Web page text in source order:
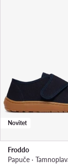
Novitet
Froddo
Papuče ·